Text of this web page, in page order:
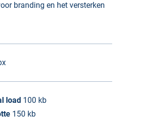
branding en het versterken
load 100 kb
150 kb